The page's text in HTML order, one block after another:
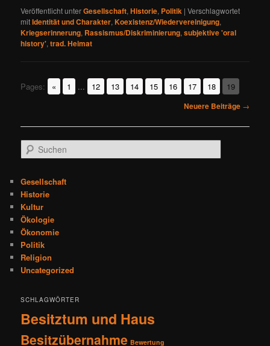
Veröffentlicht unterGesellschaft,Historie, Politik |Verschlagwortet
mitIdentität und Charakter,Koexistenz/Wiedervereinigung,
Kriegserinnerung, Rassismus/Diskriminierung,subjektive 'oral
history',trad. Heimat
Pages: « 1 ... 12 13 14 15 16 17 18
19
Neuere Beiträge →
u
h
e
n
Gesellschaft
Historie
Kultur
Ökologie
Ökonomie
Politik
Religion
Uncategorized
SCHLAGWÖRTER
Besitztum und Haus
Besitzübernahme Bewertung